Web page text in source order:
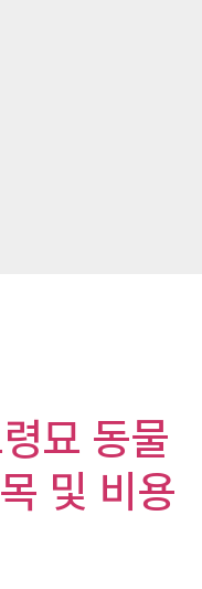
묘 동물
및 비용